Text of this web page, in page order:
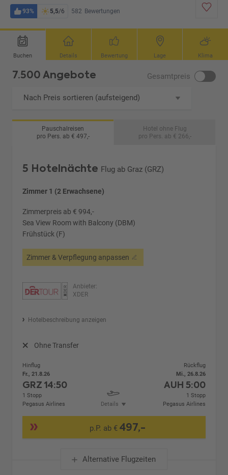
93% 5,5/6 582 Bewertungen
Buchen Details Bewertung Lage Klima
7.500 Angebote Gesamtpreis
Nach Preis sortieren (aufsteigend)
Pauschalreisen
pro Pers. ab € 497,-
Hotel ohne Flug
pro Pers. ab € 266,-
5 Hotelnächte Flug ab Graz (GRZ)
Zimmer 1 (2 Erwachsene)
Zimmerpreis ab € 994,-
Sea View Room with Balcony (DBM)
Frühstück (F)
Zimmer & Verpflegung anpassen
Anbieter:
XDER
Hotelbeschreibung anzeigen
Ohne Transfer
Hinflug
Fr., 21.8.26
GRZ14:50
1 Stopp
Pegasus Airlines
Details
Rückflug
Mi., 26.8.26
AUH 5:00
1 Stopp
Pegasus Airlines
p.P. ab €497,-
Alternative Flugzeiten